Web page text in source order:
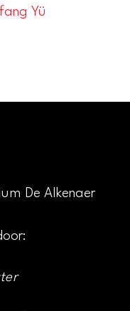
Yü
De Alkenaer